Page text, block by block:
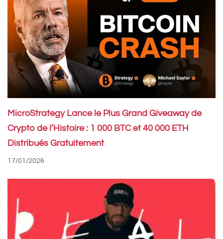
MicroStrategy Lance le Plus Grand Giveaway de
Crypto de l’Histoire : 1 000 BTC et 40 000 ETH
Distribués Gratuitement
17/01/2026